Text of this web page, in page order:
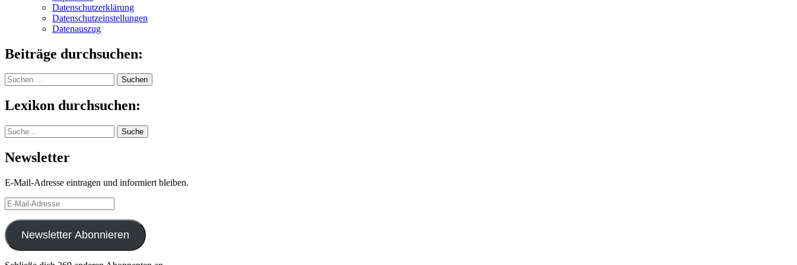
Datenschutzerklärung
Datenschutzeinstellungen
Datenauszug
Beiträge durchsuchen:
Suchen
nach:
Lexikon durchsuchen:
Suche Suche
Newsletter
E-Mail-Adresse eintragen und informiert bleiben.
E-
Mail-
Adresse
Newsletter Abonnieren